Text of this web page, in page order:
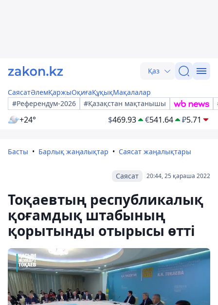
Қаз
СаясатӘлемҚаржыОқиғаҚұқықМақалалар
#Референдум-2026
#Қазақстан мақтанышы
+24° $469.93 €541.64 ₽5.71
Басты Барлық жаңалықтар Саясат жаңалықтары
20:44, 25 қараша 2022
Саясат
Тоқаевтың республикалық
қоғамдық штабының
қорытынды отырысы өтті